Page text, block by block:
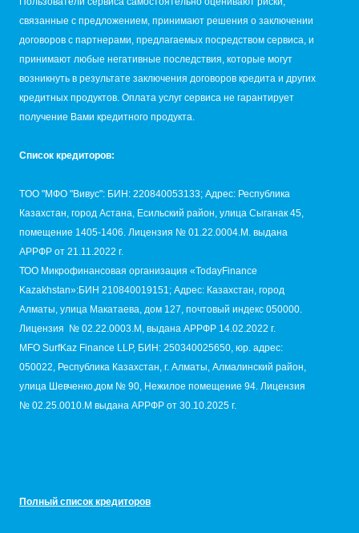
связанные с предложением, принимают решения о заключении
договоров с партнерами, предлагаемых посредством сервиса, и
принимают любые негативные последствия, которые могут
возникнуть в результате заключения договоров кредита и других
кредитных продуктов. Оплата услуг сервиса не гарантирует
получение Вами кредитного продукта.
Список кредиторов:
TОО "МФО "Вивус": БИН: 220840053133; Адрес: Республика
Казахстан, город Астана, Есильский район, улица Сыганак 45,
помещение 1405-1406. Лицензия № 01.22.0004.M. выдана
АРРФР от 21.11.2022 г.
ТОО Микрофинансовая организация «TodayFinance
Kazakhstan»:БИН 210840019151; Адрес: Казахстан, город
Алматы, улица Макатаева, дом 127, почтовый индекс 050000.
Лицензия № 02.22.0003.М, выдана АРРФР 14.02.2022 г.
MFO SurfKaz Finance LLP, БИН: 250340025650, юр. адрес:
050022, Республика Казахстан, г. Алматы, Алмалинский район,
улица Шевченко,дом № 90, Нежилое помещение 94. Лицензия
№ 02.25.0010.M выдана АРРФР от 30.10.2025 г.
Полный список кредиторов